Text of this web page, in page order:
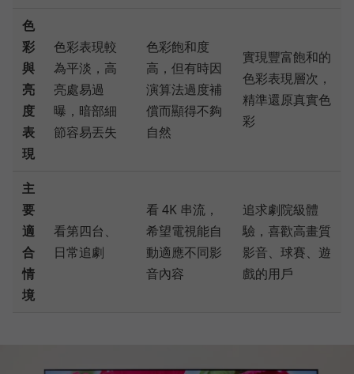
色
彩
與
亮
度
表
現
色彩表現較
為平淡，高
亮處易過
曝，暗部細
節容易丟失
色彩飽和度
高，但有時因
演算法過度補
償而顯得不夠
自然
實現豐富飽和的
色彩表現層次，
精準還原真實色
彩
主
要
適
合
情
境
看第四台、
日常追劇
看 4K 串流，
希望電視能自
動適應不同影
音內容
追求劇院級體
驗，喜歡高畫質
影音、球賽、遊
戲的用戶